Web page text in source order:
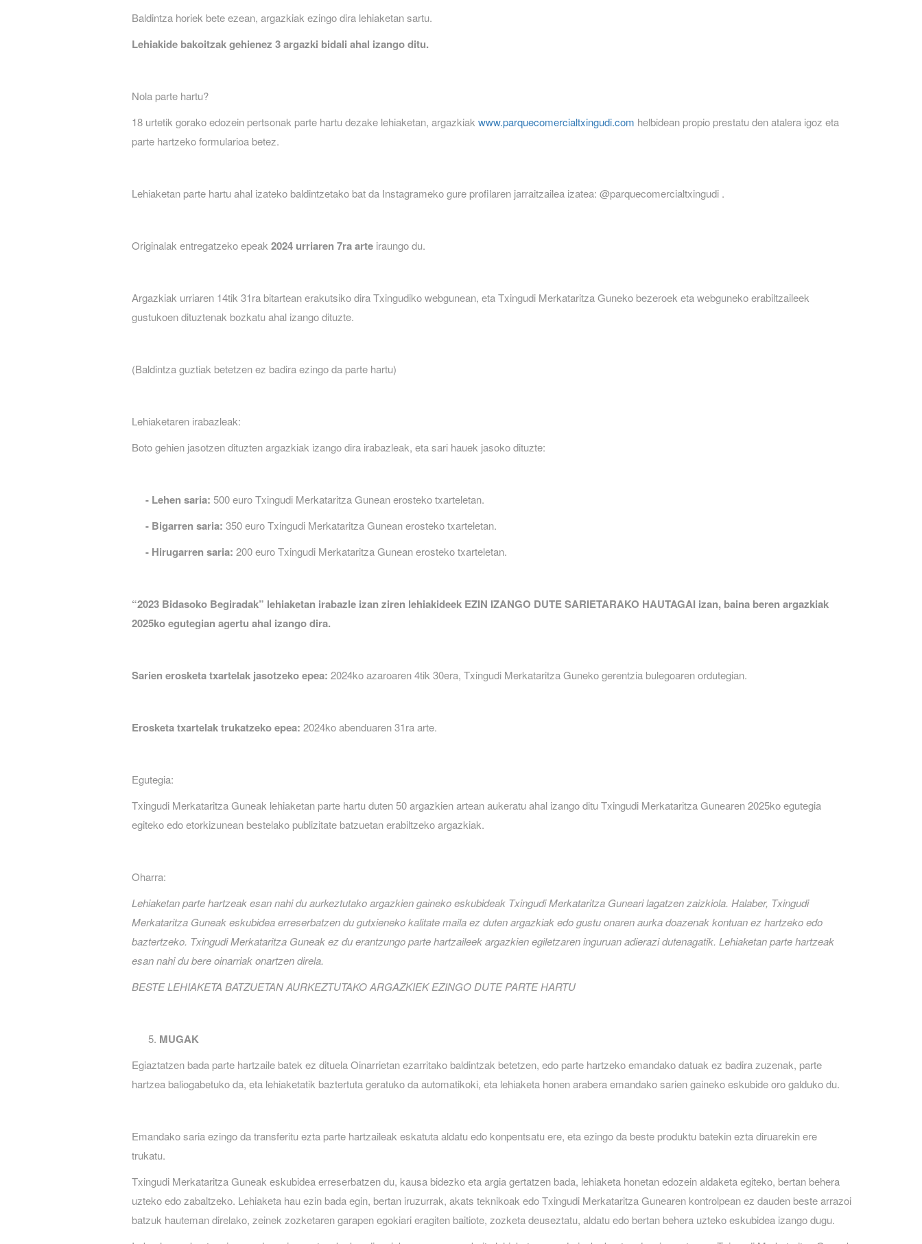
Baldintza horiek bete ezean, argazkiak ezingo dira lehiaketan sartu.
Lehiakide bakoitzak gehienez 3 argazki bidali ahal izango ditu.
Nola parte hartu?
18 urtetik gorako edozein pertsonak parte hartu dezake lehiaketan, argazkiak www.parquecomercialtxingudi.com helbidean propio prestatu den atalera igoz eta
parte hartzeko formularioa betez.
Lehiaketan parte hartu ahal izateko baldintzetako bat da Instagrameko gure profilaren jarraitzailea izatea: @parquecomercialtxingudi .
Originalak entregatzeko epeak 2024 urriaren 7ra arte iraungo du.
Argazkiak urriaren 14tik 31ra bitartean erakutsiko dira Txingudiko webgunean, eta Txingudi Merkataritza Guneko bezeroek eta webguneko erabiltzaileek
gustukoen dituztenak bozkatu ahal izango dituzte.
(Baldintza guztiak betetzen ez badira ezingo da parte hartu)
Lehiaketaren irabazleak:
Boto gehien jasotzen dituzten argazkiak izango dira irabazleak, eta sari hauek jasoko dituzte:
- Lehen saria: 500 euro Txingudi Merkataritza Gunean erosteko txarteletan.
- Bigarren saria: 350 euro Txingudi Merkataritza Gunean erosteko txarteletan.
- Hirugarren saria: 200 euro Txingudi Merkataritza Gunean erosteko txarteletan.
“2023 Bidasoko Begiradak” lehiaketan irabazle izan ziren lehiakideek EZIN IZANGO DUTE SARIETARAKO HAUTAGAI izan, baina beren argazkiak
2025ko egutegian agertu ahal izango dira.
Sarien erosketa txartelak jasotzeko epea: 2024ko azaroaren 4tik 30era, Txingudi Merkataritza Guneko gerentzia bulegoaren ordutegian.
Erosketa txartelak trukatzeko epea: 2024ko abenduaren 31ra arte.
Egutegia:
Txingudi Merkataritza Guneak lehiaketan parte hartu duten 50 argazkien artean aukeratu ahal izango ditu Txingudi Merkataritza Gunearen 2025ko egutegia
egiteko edo etorkizunean bestelako publizitate batzuetan erabiltzeko argazkiak.
Oharra:
Lehiaketan parte hartzeak esan nahi du aurkeztutako argazkien gaineko eskubideak Txingudi Merkataritza Guneari lagatzen zaizkiola. Halaber, Txingudi
Merkataritza Guneak eskubidea erreserbatzen du gutxieneko kalitate maila ez duten argazkiak edogustu onaren aurka doazenak kontuan ez hartzeko edo
baztertzeko. Txingudi Merkataritza Guneak ez du erantzungo parte hartzaileek argazkien egiletzaren inguruan adierazi dutenagatik. Lehiaketan parte hartzeak
esan nahi du bere oinarriak onartzen direla.
BESTE LEHIAKETA BATZUETAN AURKEZTUTAKO ARGAZKIEK EZINGO DUTE PARTE HARTU
MUGAK
Egiaztatzen bada parte hartzaile batek ez dituela Oinarrietan ezarritako baldintzak betetzen, edo parte hartzeko emandako datuak ez badira zuzenak, parte
hartzea baliogabetuko da, eta lehiaketatik baztertuta geratuko da automatikoki, eta lehiaketa honen arabera emandako sarien gaineko eskubide oro galduko du.
Emandako saria ezingo da transferitu ezta parte hartzaileak eskatuta aldatu edo konpentsatu ere, eta ezingo da beste produktu batekin ezta diruarekin ere
trukatu.
Txingudi Merkataritza Guneak eskubidea erreserbatzen du, kausa bidezko eta argia gertatzen bada, lehiaketa honetan edozein aldaketa egiteko, bertan behera
uzteko edo zabaltzeko. Lehiaketa hau ezin bada egin, bertan iruzurrak, akats teknikoak edo Txingudi Merkataritza Gunearen kontrolpean ez dauden beste arrazoi
batzuk hauteman direlako, zeinek zozketaren garapen egokiari eragiten baitiote, zozketa deuseztatu, aldatu edo bertan behera uzteko eskubidea izango dugu.